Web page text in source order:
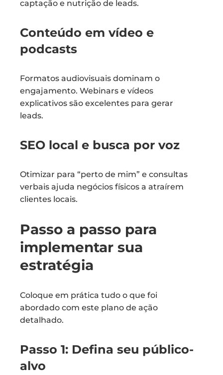
captação e nutrição de leads.
Conteúdo em vídeo e
podcasts
Formatos audiovisuais dominam o
engajamento. Webinars e vídeos
explicativos são excelentes para gerar
leads.
SEO local e busca por voz
Otimizar para “perto de mim” e consultas
verbais ajuda negócios físicos a atraírem
clientes locais.
Passo a passo para
implementar sua
estratégia
Coloque em prática tudo o que foi
abordado com este plano de ação
detalhado.
Passo 1: Defina seu público-
alvo